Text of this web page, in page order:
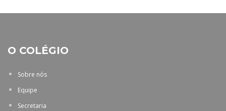
O COLÉGIO
Sobre nós
Equipe
Secretaria